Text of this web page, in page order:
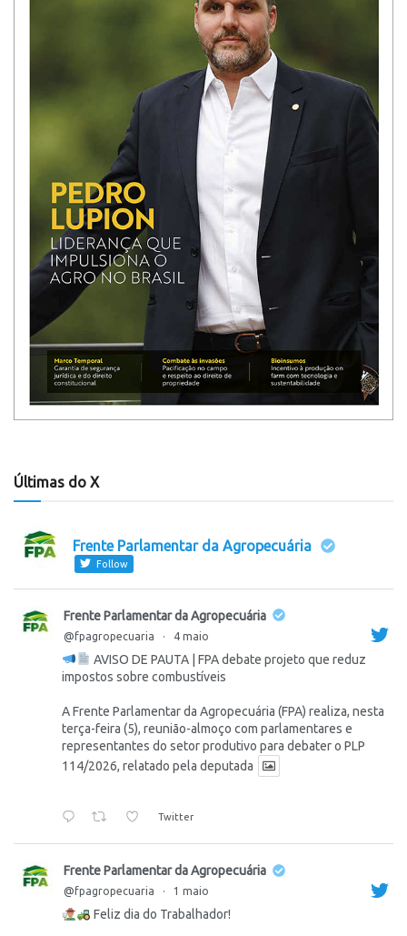
Últimas do X
Frente Parlamentar da Agropecuária
Follow
Frente Parlamentar da Agropecuária
@fpagropecuaria · 4 maio
AVISO DE PAUTA | FPA debate projeto que reduz
impostos sobre combustíveis
A Frente Parlamentar da Agropecuária (FPA) realiza, nesta
terça-feira (5), reunião-almoço com parlamentares e
representantes do setor produtivo para debater o PLP
114/2026, relatado pela deputada
Twitter
Frente Parlamentar da Agropecuária
@fpagropecuaria · 1 maio
Feliz dia do Trabalhador!